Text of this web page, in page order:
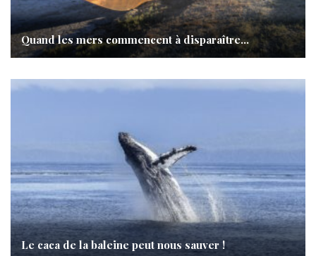
Quand les mers commencent à disparaître…
Le caca de la baleine peut nous sauver !